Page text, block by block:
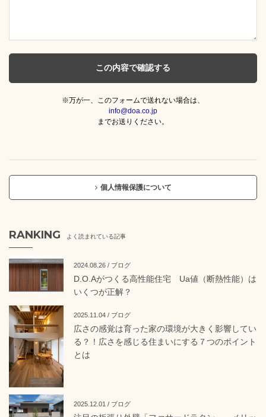
※万が一、このフォームで送れない場合は、
info@doa.co.jp
までお送りください。
個人情報保護について
RANKING よく読まれている記事
2024.08.26 / ブログ
D.O.Aがつくる高性能住宅 Ua値（断熱性能）は
いくつが正解？
2025.11.04 / ブログ
広さの感覚は育った家の環境が大きく影響してい
る？！広さを感じる住まいにする７つのポイント
とは
2025.12.01 / ブログ